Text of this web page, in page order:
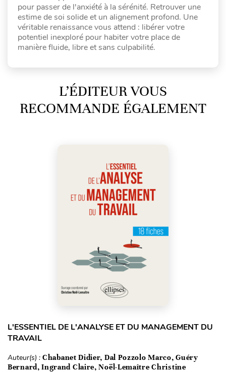
pour passer de l'anxiété à la sérénité. Retrouver une
estime de soi solide et un alignement profond. Une
véritable renaissance vous attend : libérer votre
potentiel inexploré pour habiter votre place de
manière fluide, libre et sans culpabilité.
L’ÉDITEUR VOUS
RECOMMANDE ÉGALEMENT
L'ESSENTIEL DE L'ANALYSE ET DU MANAGEMENT DU
TRAVAIL
Auteur(s) : Chabanet Didier, Dal Pozzolo Marco, Guéry
Bernard, Ingrand Claire, Noël-Lemaître Christine